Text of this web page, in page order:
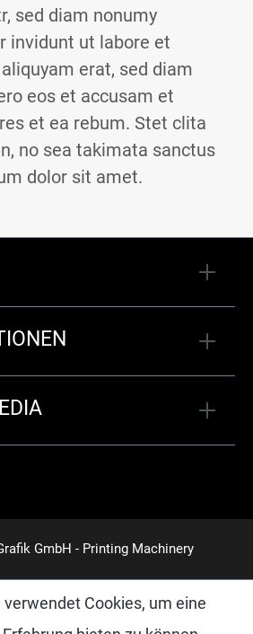
sed diam nonumy
invidunt ut labore et
erat, sed diam
eos et accusam et
et ea rebum. Stet clita
no sea takimata sanctus
dolor sit amet.
GmbH - Printing Machinery
verwendet Cookies, um eine